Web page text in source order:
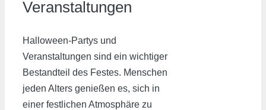
Veranstaltungen
Halloween-Partys und
Veranstaltungen sind ein wichtiger
Bestandteil des Festes. Menschen
jeden Alters genießen es, sich in
einer festlichen Atmosphäre zu